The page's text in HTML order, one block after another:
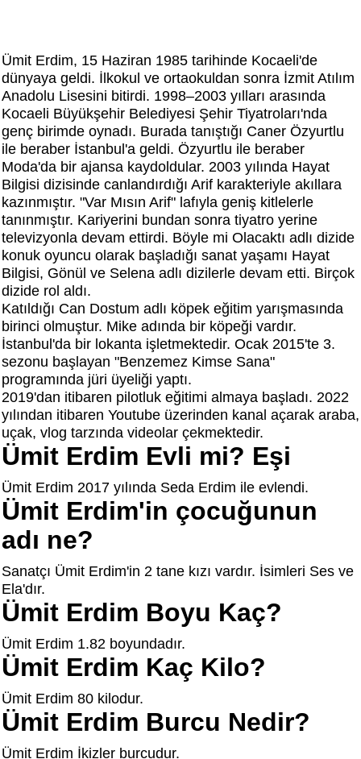
Ümit Erdim, 15 Haziran 1985 tarihinde Kocaeli'de
dünyaya geldi. İlkokul ve ortaokuldan sonra İzmit Atılım
Anadolu Lisesini bitirdi. 1998–2003 yılları arasında
Kocaeli Büyükşehir Belediyesi Şehir Tiyatroları'nda
genç birimde oynadı. Burada tanıştığı Caner Özyurtlu
ile beraber İstanbul'a geldi. Özyurtlu ile beraber
Moda'da bir ajansa kaydoldular. 2003 yılında Hayat
Bilgisi dizisinde canlandırdığı Arif karakteriyle akıllara
kazınmıştır. "Var Mısın Arif" lafıyla geniş kitlelerle
tanınmıştır. Kariyerini bundan sonra tiyatro yerine
televizyonla devam ettirdi. Böyle mi Olacaktı adlı dizide
konuk oyuncu olarak başladığı sanat yaşamı Hayat
Bilgisi, Gönül ve Selena adlı dizilerle devam etti. Birçok
dizide rol aldı.
Katıldığı Can Dostum adlı köpek eğitim yarışmasında
birinci olmuştur. Mike adında bir köpeği vardır.
İstanbul'da bir lokanta işletmektedir. Ocak 2015'te 3.
sezonu başlayan "Benzemez Kimse Sana"
programında jüri üyeliği yaptı.
2019'dan itibaren pilotluk eğitimi almaya başladı. 2022
yılından itibaren Youtube üzerinden kanal açarak araba,
uçak, vlog tarzında videolar çekmektedir.
Ümit Erdim Evli mi? Eşi
Ümit Erdim 2017 yılında Seda Erdim ile evlendi.
Ümit Erdim'in çocuğunun
adı ne?
Sanatçı Ümit Erdim'in 2 tane kızı vardır. İsimleri Ses ve
Ela'dır.
Ümit Erdim Boyu Kaç?
Ümit Erdim 1.82 boyundadır.
Ümit Erdim Kaç Kilo?
Ümit Erdim 80 kilodur.
Ümit Erdim Burcu Nedir?
Ümit Erdim İkizler burcudur.